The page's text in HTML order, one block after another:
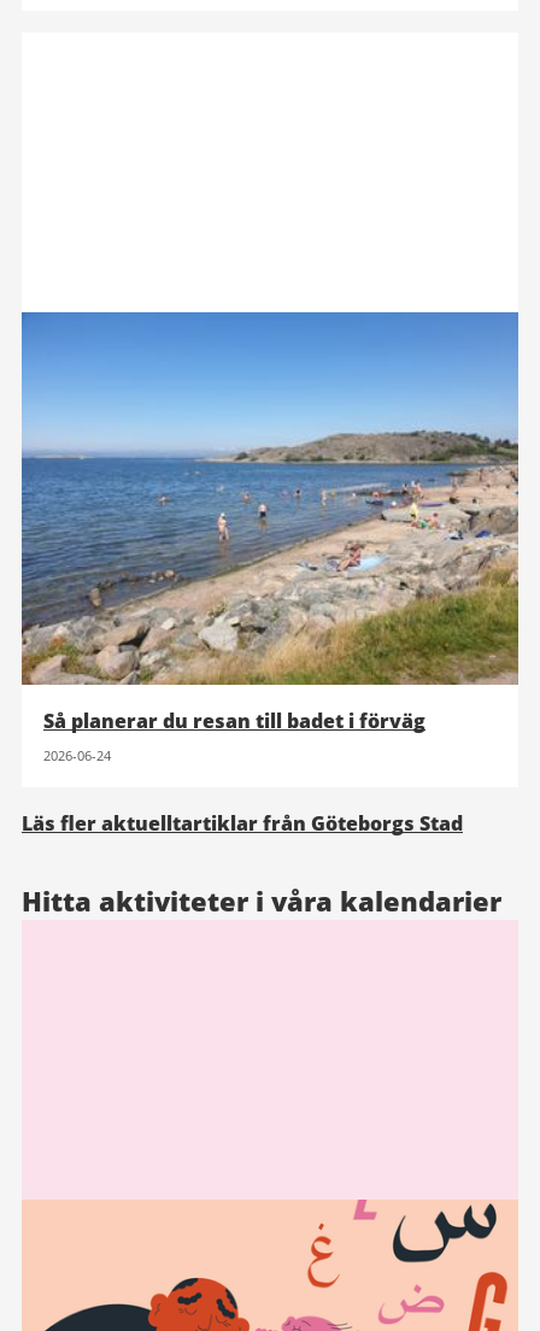
Så planerar du resan till badet i förväg
2026-06-24
Läs fler aktuelltartiklar från Göteborgs Stad
Hitta aktiviteter i våra kalendarier